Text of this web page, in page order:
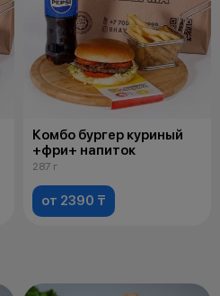
Комбо бургер куриный
+фри+ напиток
287 г
от 2390 ₸